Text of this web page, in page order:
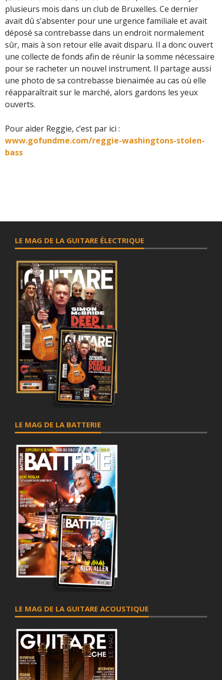
plusieurs mois dans un club de Bruxelles. Ce dernier
avait dû s’absenter pour une urgence familiale et avait
déposé sa contrebasse dans un endroit normalement
sûr, mais à son retour elle avait disparu. Il a donc ouvert
une collecte de fonds afin de réunir la somme nécessaire
pour se racheter un nouvel instrument. Il partage aussi
une photo de sa contrebasse bienaimée au cas où elle
réapparaîtrait sur le marché, alors gardons les yeux
ouverts.
Pour aider Reggie, c’est par ici :
www.gofundme.com/reggie-washingtons-stolen-
bass
LE MAG DE LA GUITARE ÉLECTRIQUE
LE MAG DE LA BATTERIE
LE MAG DE LA GUITARE ACOUSTIQUE